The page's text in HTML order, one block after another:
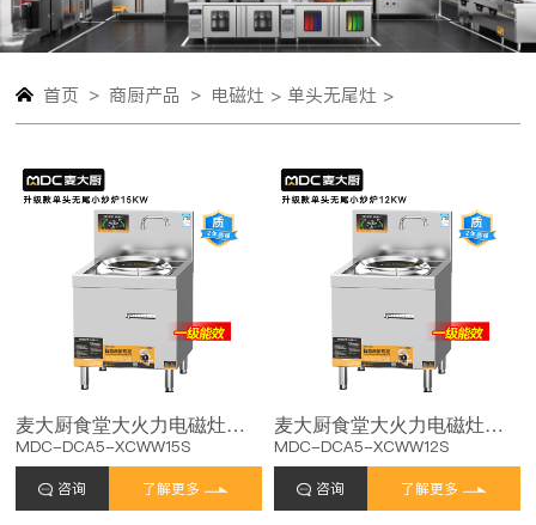
首页 > 商厨产品 > 电磁灶 > 单头无尾灶 >
麦大厨食堂大火力电磁灶升级款单头无尾小炒炉商用15kw
MDC-DCA5-XCWW15S
咨询 了解更多
麦大厨食堂大火力电磁灶升级款单头无尾小炒炉商用12kw
MDC-DCA5-XCWW12S
咨询 了解更多